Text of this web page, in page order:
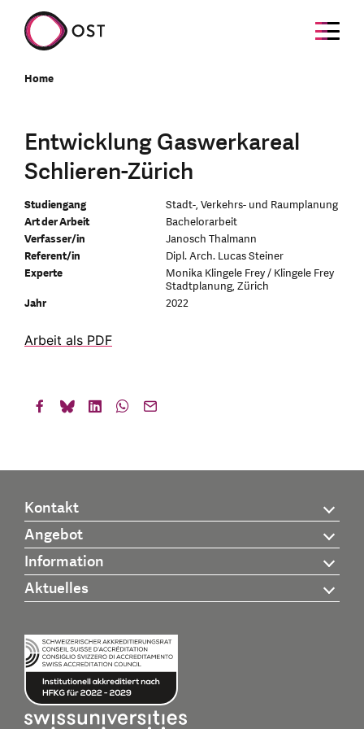
Home
Entwicklung Gaswerkareal
Schlieren-Zürich
Studiengang
Stadt-, Verkehrs- und Raumplanung
Art der Arbeit
Bachelorarbeit
Verfasser/in
Janosch Thalmann
Referent/in
Dipl. Arch. Lucas Steiner
Experte
Monika Klingele Frey / Klingele Frey
Stadtplanung, Zürich
Jahr
2022
Arbeit als PDF
Kontakt
Angebot
Information
Aktuelles